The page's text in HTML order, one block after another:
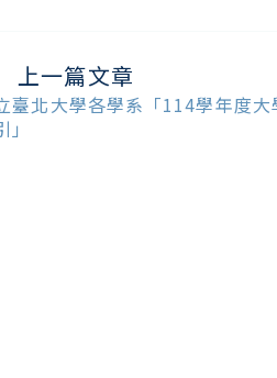
上一篇文章
臺北大學各學系「114學年度